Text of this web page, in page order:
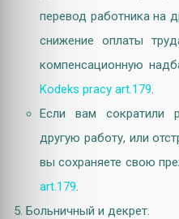
перевод работника на
снижение оплаты
компенсационную
Kodeks pracy art.179.
Если вам сократили
другую работу, или
вы сохраняете свою
art.179.
Больничный и декрет.